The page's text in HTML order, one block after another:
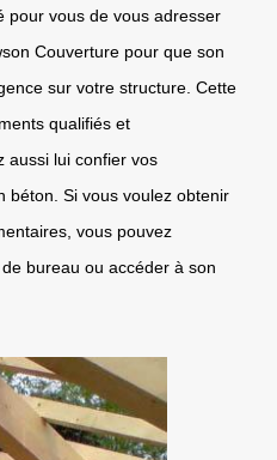
pour vous de vous adresser
Couverture pour que son
sur votre structure. Cette
qualifiés et
aussi lui confier vos
béton. Si vous voulez obtenir
vous pouvez
bureau ou accéder à son